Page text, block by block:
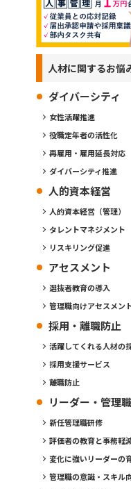
人材に関するお悩
ダイバーシティ
女性活躍推進
役職定年者の活性化
再雇用・雇用延長対応
ダイバーシティ推進
人的資本経営
人的資本経営（管理）
タレントマネジメント
リスキリング促進
アセスメント
選抜者教育の導入
管理職向けアセスメン
採用・離職防止
活躍してくれる人材の
採用支援サービス
離職防止
リーダー・管理職
新任管理職研修
評価者の教育と事務軽
変化に強いリーダーの
管理職の意識・スキル